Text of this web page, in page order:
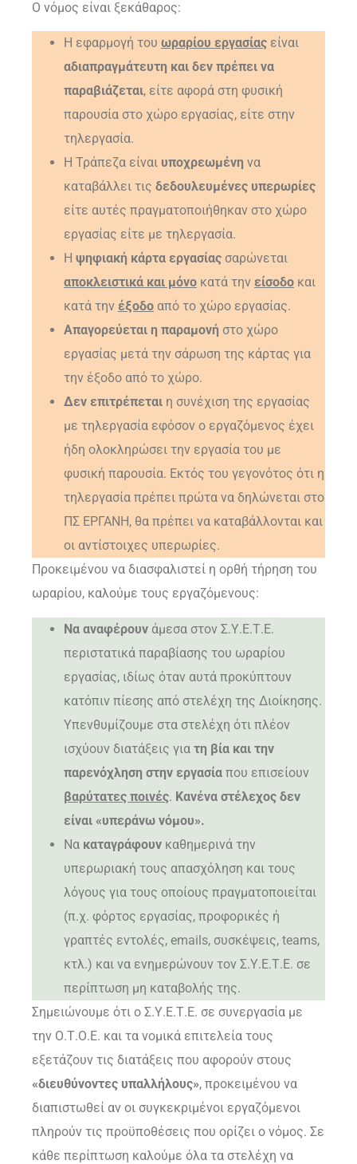
Ο νόμος είναι ξεκάθαρος:
Η εφαρμογή του ωραρίου εργασίας είναι
αδιαπραγμάτευτη και δεν πρέπει να
παραβιάζεται, είτε αφορά στη φυσική
παρουσία στο χώρο εργασίας, είτε στην
τηλεργασία.
Η Τράπεζα είναι υποχρεωμένη να
καταβάλλει τις δεδουλευμένες υπερωρίες
είτε αυτές πραγματοποιήθηκαν στο χώρο
εργασίας είτε με τηλεργασία.
Η ψηφιακή κάρτα εργασίας σαρώνεται
αποκλειστικά και μόνο κατά την είσοδο και
κατά την έξοδο από το χώρο εργασίας.
Απαγορεύεται η παραμονή στο χώρο
εργασίας μετά την σάρωση της κάρτας για
την έξοδο από το χώρο.
Δεν επιτρέπεται η συνέχιση της εργασίας
με τηλεργασία εφόσον ο εργαζόμενος έχει
ήδη ολοκληρώσει την εργασία του με
φυσική παρουσία. Εκτός του γεγονότος ότι η
τηλεργασία πρέπει πρώτα να δηλώνεται στο
ΠΣ ΕΡΓΑΝΗ, θα πρέπει να καταβάλλονται και
οι αντίστοιχες υπερωρίες.
Προκειμένου να διασφαλιστεί η ορθή τήρηση του
ωραρίου, καλούμε τους εργαζόμενους:
Να αναφέρουν άμεσα στον Σ.Υ.Ε.Τ.Ε.
περιστατικά παραβίασης του ωραρίου
εργασίας, ιδίως όταν αυτά προκύπτουν
κατόπιν πίεσης από στελέχη της Διοίκησης.
Υπενθυμίζουμε στα στελέχη ότι πλέον
ισχύουν διατάξεις για τη βία και την
παρενόχληση στην εργασία που επισείουν
βαρύτατες ποινές. Κανένα στέλεχος δεν
είναι «υπεράνω νόμου».
Να καταγράφουν καθημερινά την
υπερωριακή τους απασχόληση και τους
λόγους για τους οποίους πραγματοποιείται
(π.χ. φόρτος εργασίας, προφορικές ή
γραπτές εντολές, emails, συσκέψεις, teams,
κτλ.) και να ενημερώνουν τον Σ.Υ.Ε.Τ.Ε. σε
περίπτωση μη καταβολής της.
Σημειώνουμε ότι ο Σ.Υ.Ε.Τ.Ε. σε συνεργασία με
την Ο.Τ.Ο.Ε. και τα νομικά επιτελεία τους
εξετάζουν τις διατάξεις που αφορούν στους
«διευθύνοντες υπαλλήλους», προκειμένου να
διαπιστωθεί αν οι συγκεκριμένοι εργαζόμενοι
πληρούν τις προϋποθέσεις που ορίζει ο νόμος. Σε
κάθε περίπτωση καλούμε όλα τα στελέχη να